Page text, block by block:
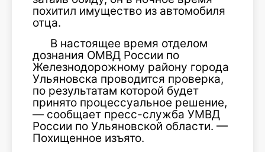
похитил имущество из автомобиля
отца.
В настоящее время отделом
дознания ОМВД России по
Железнодорожному району города
Ульяновска проводится проверка,
по результатам которой будет
принято процессуальное решение,
— сообщает пресс-служба УМВД
России по Ульяновской области. —
Похищенное изъято.